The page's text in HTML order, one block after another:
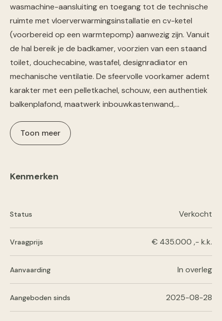
wasmachine-aansluiting en toegang tot de technische
ruimte met vloerverwarmingsinstallatie en cv-ketel
(voorbereid op een warmtepomp) aanwezig zijn. Vanuit
de hal bereik je de badkamer, voorzien van een staand
toilet, douchecabine, wastafel, designradiator en
mechanische ventilatie. De sfeervolle voorkamer ademt
karakter met een pelletkachel, schouw, een authentiek
balkenplafond, maatwerk inbouwkastenwand,…
Toon meer
Kenmerken
Status Verkocht
Vraagprijs € 435.000 ,- k.k.
Aanvaarding In overleg
Aangeboden sinds 2025-08-28